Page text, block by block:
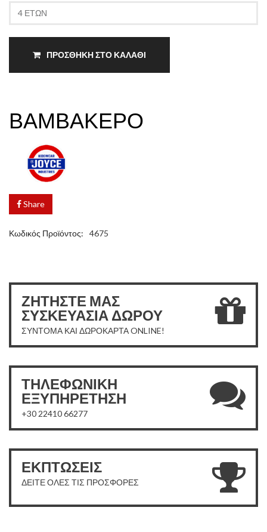
ΠΡΟΣΘΗΚΗ ΣΤΟ ΚΑΛΑΘΙ
ΒΑΜΒΑΚΕΡΟ
Share
Κωδικός Προϊόντος: 4675
ΖΗΤΗΣΤΕ ΜΑΣ
ΣΥΣΚΕΥΑΣΙΑ ΔΩΡΟΥ
ΣΥΝΤΟΜΑ ΚΑΙ ΔΩΡΟΚΑΡΤΑ ONLINE!
ΤΗΛΕΦΩΝΙΚΗ
ΕΞΥΠΗΡΕΤΗΣΗ
+30 22410 66277
ΕΚΠΤΩΣΕΙΣ
ΔΕΙΤΕ ΟΛΕΣ ΤΙΣ ΠΡΟΣΦΟΡΕΣ